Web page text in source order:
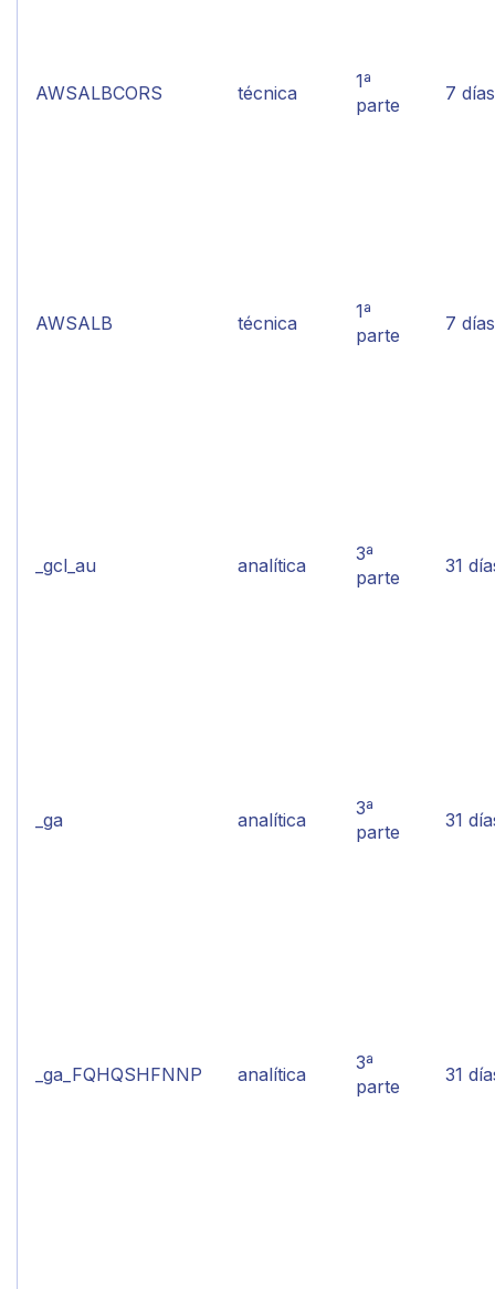
AWSALBCORS técnica
1ª
parte
7 días
AWSALB técnica
1ª
parte
7 días
_gcl_au analítica
3ª
parte
31
_ga analítica
3ª
parte
31
_ga_FQHQSHFNNP analítica
3ª
parte
31